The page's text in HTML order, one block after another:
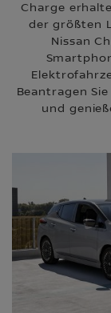
Charge
der größten
Nissan
Beantragen
und